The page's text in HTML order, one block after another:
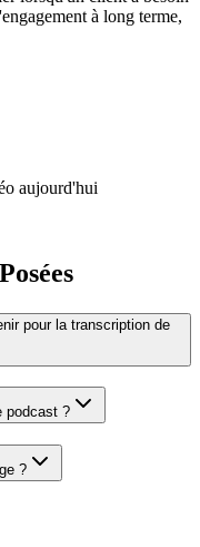
à long terme,
aujourd'hui
pour la transcription de
podcast ?
?